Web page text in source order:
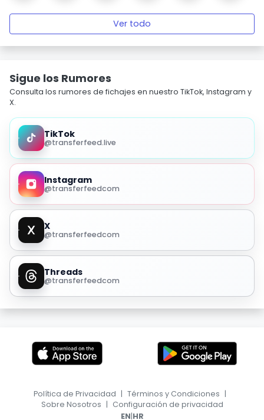
Ver todo
Sigue los Rumores
Consulta los rumores de fichajes en nuestro TikTok, Instagram y
X.
TikTok
@transferfeed.live
Instagram
@transferfeedcom
X
@transferfeedcom
Threads
@transferfeedcom
Política de Privacidad | Términos y Condiciones |
Sobre Nosotros | Configuración de privacidad
EN|HR